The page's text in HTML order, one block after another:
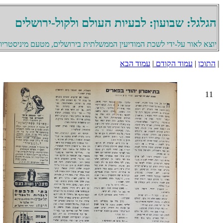
הגלגל: שבועון: לבעיות העולם ולקול-ירושלים
יוצא לאור על-ידי לשכת המודיעין הממשלתית בירושלים, מטעם
| התוכן | עמוד הקודם | עמוד הבא
11